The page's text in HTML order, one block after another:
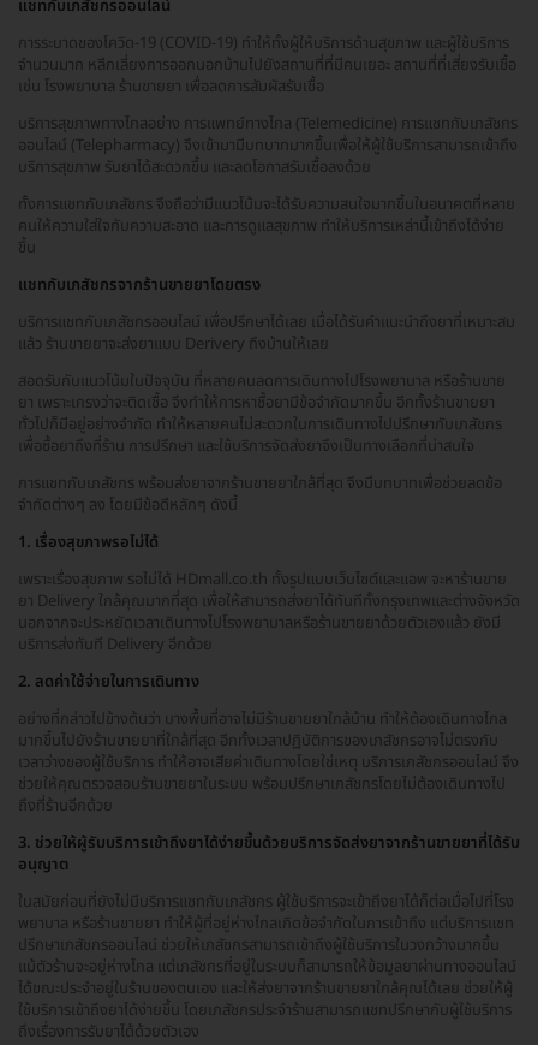
แชทกับเภสัชกรออนไลน์
การระบาดของโควิด-19 (COVID-19) ทำให้ทั้งผู้ให้บริการด้านสุขภาพ และผู้ใช้บริการ
จำนวนมาก หลีกเลี่ยงการออกนอกบ้านไปยังสถานที่ที่มีคนเยอะ สถานที่ที่เสี่ยงรับเชื้อ
เช่น โรงพยาบาล ร้านขายยา เพื่อลดการสัมผัสรับเชื้อ
บริการสุขภาพทางไกลอย่าง การแพทย์ทางไกล (Telemedicine) การแชทกับเภสัชกร
ออนไลน์ (Telepharmacy) จึงเข้ามามีบทบาทมากขึ้นเพื่อให้ผู้ใช้บริการสามารถเข้าถึง
บริการสุขภาพ รับยาได้สะดวกขึ้น และลดโอกาสรับเชื้อลงด้วย
ทั้งการแชทกับเภสัชกร จึงถือว่ามีแนวโน้มจะได้รับความสนใจมากขึ้นในอนาคตที่หลาย
คนให้ความใส่ใจกับความสะอาด และการดูแลสุขภาพ ทำให้บริการเหล่านี้เข้าถึงได้ง่าย
ขึ้น
แชทกับเภสัชกรจากร้านขายยาโดยตรง
บริการแชทกับเภสัชกรออนไลน์ เพื่อปรึกษาได้เลย เมื่อได้รับคำแนะนำถึงยาที่เหมาะสม
แล้ว ร้านขายยาจะส่งยาแบบ Derivery ถึงบ้านให้เลย
สอดรับกับแนวโน้มในปัจจุบัน ที่หลายคนลดการเดินทางไปโรงพยาบาล หรือร้านขาย
ยา เพราะเกรงว่าจะติดเชื้อ จึงทำให้การหาซื้อยามีข้อจำกัดมากขึ้น อีกทั้งร้านขายยา
ทั่วไปก็มีอยู่อย่างจำกัด ทำให้หลายคนไม่สะดวกในการเดินทางไปปรึกษากับเภสัชกร
เพื่อซื้อยาถึงที่ร้าน การปรึกษา และใช้บริการจัดส่งยาจึงเป็นทางเลือกที่น่าสนใจ
การแชทกับเภสัชกร พร้อมส่งยาจากร้านขายยาใกล้ที่สุด จึงมีบทบาทเพื่อช่วยลดข้อ
จำกัดต่างๆ ลง โดยมีข้อดีหลักๆ ดังนี้
1. เรื่องสุขภาพรอไม่ได้
เพราะเรื่องสุขภาพ รอไม่ได้ HDmall.co.th ทั้งรูปแบบเว็บไซต์และแอพ จะหาร้านขาย
ยา Delivery ใกล้คุณมากที่สุด เพื่อให้สามารถส่งยาได้ทันทีทั้งกรุงเทพและต่างจังหวัด
นอกจากจะประหยัดเวลาเดินทางไปโรงพยาบาลหรือร้านขายยาด้วยตัวเองแล้ว ยังมี
บริการส่งทันที Delivery อีกด้วย
2. ลดค่าใช้จ่ายในการเดินทาง
อย่างที่กล่าวไปข้างต้นว่า บางพื้นที่อาจไม่มีร้านขายยาใกล้บ้าน ทำให้ต้องเดินทางไกล
มากขึ้นไปยังร้านขายยาที่ใกล้ที่สุด อีกทั้งเวลาปฏิบัติการของเภสัชกรอาจไม่ตรงกับ
เวลาว่างของผู้ใช้บริการ ทำให้อาจเสียค่าเดินทางโดยใช่เหตุ บริการเภสัชกรออนไลน์ จึง
ช่วยให้คุณตรวจสอบร้านขายยาในระบบ พร้อมปรึกษาเภสัชกรโดยไม่ต้องเดินทางไป
ถึงที่ร้านอีกด้วย
3. ช่วยให้ผู้รับบริการเข้าถึงยาได้ง่ายขึ้นด้วยบริการจัดส่งยาจากร้านขายยาที่ได้รับ
อนุญาต
ในสมัยก่อนที่ยังไม่มีบริการแชทกับเภสัชกร ผู้ใช้บริการจะเข้าถึงยาได้ก็ต่อเมื่อไปที่โรง
พยาบาล หรือร้านขายยา ทำให้ผู้ที่อยู่ห่างไกลเกิดข้อจำกัดในการเข้าถึง แต่บริการแชท
ปรึกษาเภสัชกรออนไลน์ ช่วยให้เภสัชกรสามารถเข้าถึงผู้ใช้บริการในวงกว้างมากขึ้น
แม้ตัวร้านจะอยู่ห่างไกล แต่เภสัชกรที่อยู่ในระบบก็สามารถให้ข้อมูลยาผ่านทางออนไลน์
ได้ขณะประจำอยู่ในร้านของตนเอง และให้ส่งยาจากร้านขายยาใกล้คุณได้เลย ช่วยให้ผู้
ใช้บริการเข้าถึงยาได้ง่ายขึ้น โดยเภสัชกรประจำร้านสามารถแชทปรึกษากับผู้ใช้บริการ
ถึงเรื่องการรับยาได้ด้วยตัวเอง